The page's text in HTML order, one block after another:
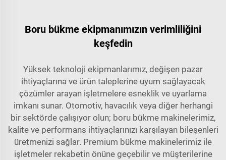
Boru bükme ekipmanımızın verimliliğini
keşfedin
Yüksek teknoloji ekipmanlarımız, değişen pazar
ihtiyaçlarına ve ürün taleplerine uyum sağlayacak
çözümler arayan işletmelere esneklik ve uyarlama
imkanı sunar. Otomotiv, havacılık veya diğer herhangi
bir sektörde çalışıyor olun; boru bükme makinelerimiz,
kalite ve performans ihtiyaçlarınızı karşılayan bileşenleri
üretmenizi sağlar. Premium bükme makinelerimiz ile
işletmeler rekabetin önüne geçebilir ve müşterilerine